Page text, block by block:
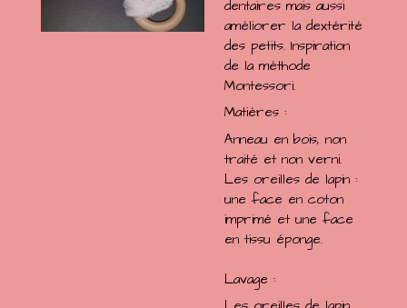
dentaires mais aussi
améliorer la dextérité
des petits. Inspiration
de la méthode
Montessori.
Matières :
Anneau en bois, non
traité et non verni.
Les oreilles de lapin :
une face en coton
imprimé et une face
en tissu éponge.
Lavage :